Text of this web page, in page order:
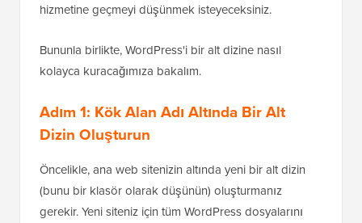
hizmetine geçmeyi düşünmek isteyeceksiniz.
Bununla birlikte, WordPress'i bir alt dizine nasıl
kolayca kuracağımıza bakalım.
Adım 1: Kök Alan Adı Altında Bir Alt
Dizin Oluşturun
Öncelikle, ana web sitenizin altında yeni bir alt dizin
(bunu bir klasör olarak düşünün) oluşturmanız
gerekir. Yeni siteniz için tüm WordPress dosyalarını